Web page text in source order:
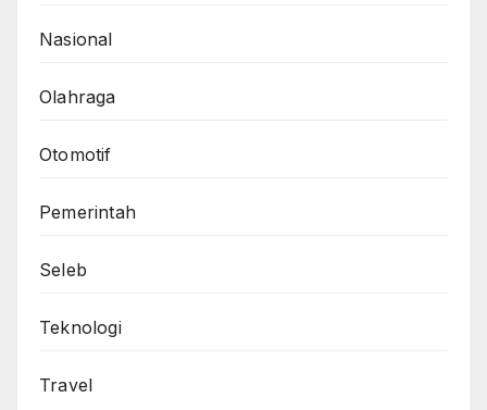
Nasional
Olahraga
Otomotif
Pemerintah
Seleb
Teknologi
Travel